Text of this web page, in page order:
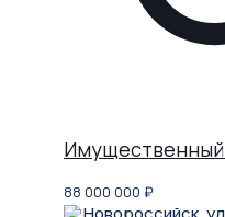
Имущественный
88 000 000 ₽